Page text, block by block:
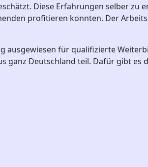
Diese Erfahrungen selber zu
profitieren konnten. Der
ausgewiesen für qualifizierte
ganz Deutschland teil. Dafür gibt es